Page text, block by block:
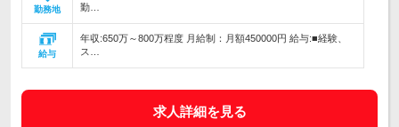
勤務地
勤…
給与
年収:650万～800万程度 月給制：月額450000円 給与:■経験、
ス…
求人詳細を見る